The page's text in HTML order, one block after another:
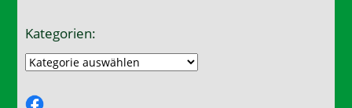
Kategorien:
Kategorien:
Facebook